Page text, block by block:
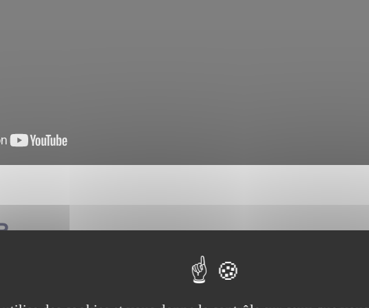
05.08